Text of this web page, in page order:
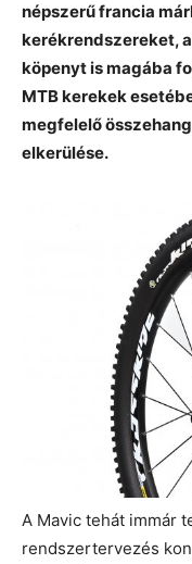
népszerű francia
kerékrendszereket,
köpenyt is magába
MTB kerekek
megfelelő
elkerülése.
A Mavic tehát immár
rendszertervezés